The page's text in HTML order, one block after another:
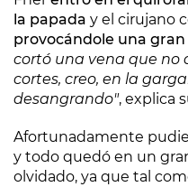
la papada y el cirujano
provocándole una
cortó una vena que no
cortes, creo, en la
desangrando", explica
Afortunadamente
y todo quedó en un
olvidado, ya que tal